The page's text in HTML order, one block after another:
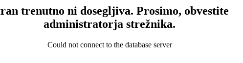
trenutno ni dosegljiva. Prosimo, obvestite
administratorja strežnika.
Could not connect to the database server